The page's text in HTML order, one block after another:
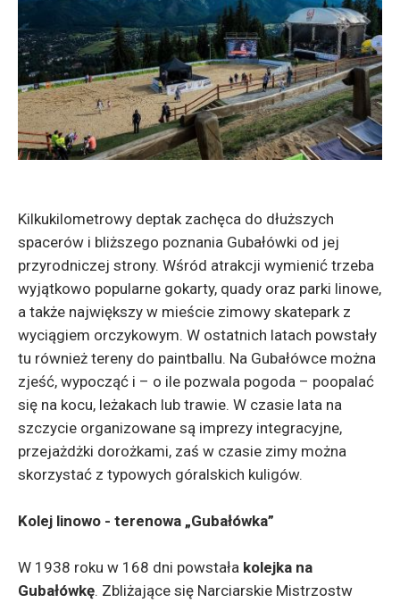
Kilkukilometrowy deptak zachęca do dłuższych
spacerów i bliższego poznania Gubałówki od jej
przyrodniczej strony. Wśród atrakcji wymienić trzeba
wyjątkowo popularne gokarty, quady oraz parki linowe,
a także największy w mieście zimowy skatepark z
wyciągiem orczykowym. W ostatnich latach powstały
tu również tereny do paintballu. Na Gubałówce można
zjeść, wypocząć i – o ile pozwala pogoda – poopalać
się na kocu, leżakach lub trawie. W czasie lata na
szczycie organizowane są imprezy integracyjne,
przejażdżki dorożkami, zaś w czasie zimy można
skorzystać z typowych góralskich kuligów.
Kolej linowo - terenowa „Gubałówka”
W 1938 roku w 168 dni powstała kolejka na
Gubałówkę. Zbliżające się Narciarskie Mistrzostw